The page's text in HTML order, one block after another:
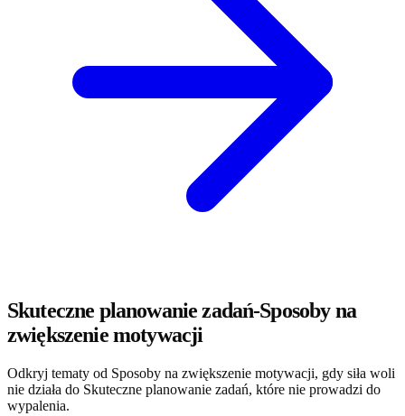
Skuteczne planowanie zadań-Sposoby na
zwiększenie motywacji
Odkryj tematy od Sposoby na zwiększenie motywacji, gdy siła woli
nie działa do Skuteczne planowanie zadań, które nie prowadzi do
wypalenia.